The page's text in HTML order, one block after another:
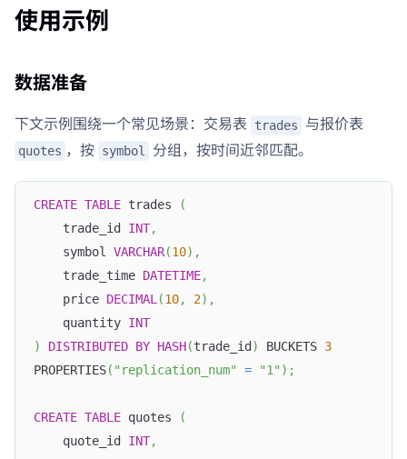
使用示例
数据准备
下文示例围绕一个常见场景：交易表 trades 与报价表
quotes ，按 symbol 分组，按时间近邻匹配。
CREATE TABLE trades
(
    trade_id
INT,
    symbol
VARCHAR(10) ,
    trade_time
DATETIME,
    price
DECIMAL (10, 2) ,
    quantity
INT
)
DISTRIBUTED BY HASH(trade_id ) BUCKETS 3
PROPERTIES( "replication_num" = "1" ) ;
CREATE TABLE quotes
(
    quote_id
INT,